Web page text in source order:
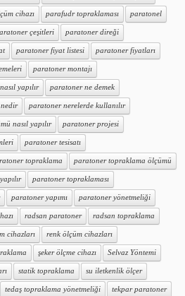
cihazı parafudr topraklaması paratonel
çeşitleri paratoner direği
paratoner fiyat listesi paratoner fiyatları
paratoner montajı
yapılır paratoner ne demek
paratoner nerelerde kullanılır
nasıl yapılır paratoner projesi
paratoner tesisatı
topraklama paratoner topraklama ölçümü
paratoner topraklaması
paratoner yapımı paratoner yönetmeliği
radsan paratoner radsan topraklama
cihazları renk ölçüm cihazları
şeker ölçme cihazı Selvaz Yöntemi
statik topraklama su iletkenlik ölçer
tedaş topraklama yönetmeliği tekpar paratoner